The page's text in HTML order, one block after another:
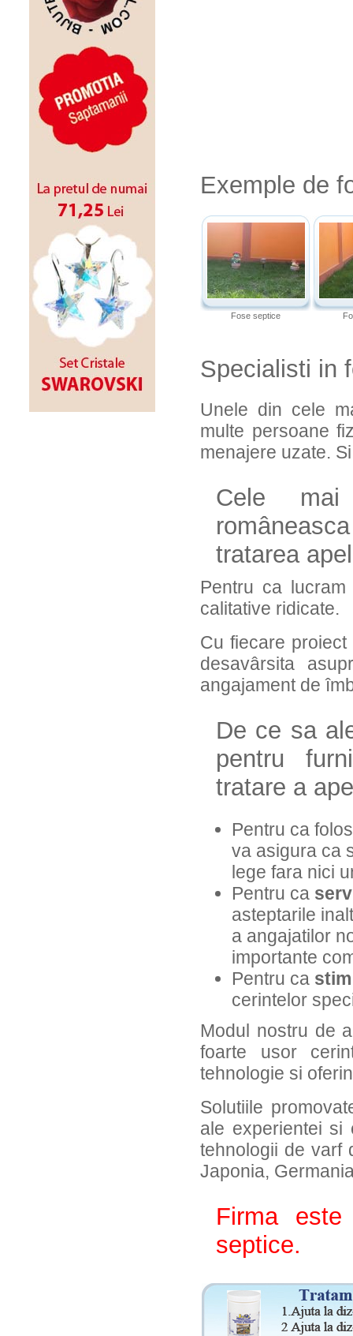
Exemple de
Fose septice
Specialisti in
Unele din cele
multe persoane
menajere uzate.
Cele
tratarea
Pentru ca
calitative ridicate.
Cu fiecare
desavârsita
angajament de
De ce sa
pentru
tratare a
Pentru ca
va asigura ca
lege fara nici
Pentru ca
asteptarile
a angajatilor
importante
Pentru ca
cerintelor
Modul nostru de
foarte usor
tehnologie si
Solutiile
ale experientei si
tehnologii de varf
Japonia,
Firma este
septice.